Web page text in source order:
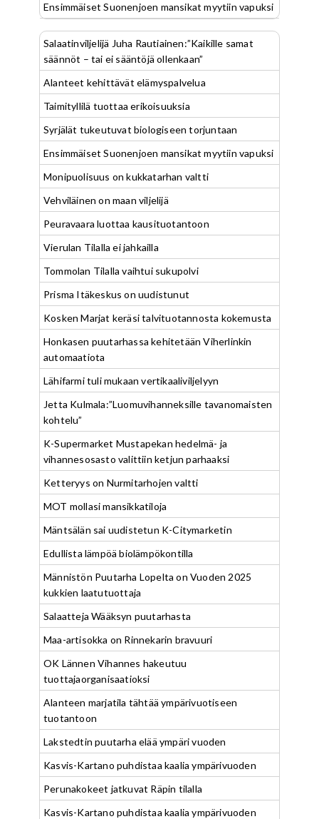
Ensimmäiset Suonenjoen mansikat myytiin vapuksi
Salaatinviljelijä Juha Rautiainen:”Kaikille samat
säännöt – tai ei sääntöjä ollenkaan”
Alanteet kehittävät elämyspalvelua
Taimityllilä tuottaa erikoisuuksia
Syrjälät tukeutuvat biologiseen torjuntaan
Ensimmäiset Suonenjoen mansikat myytiin vapuksi
Monipuolisuus on kukkatarhan valtti
Vehviläinen on maan viljelijä
Peuravaara luottaa kausituotantoon
Vierulan Tilalla ei jahkailla
Tommolan Tilalla vaihtui sukupolvi
Prisma Itäkeskus on uudistunut
Kosken Marjat keräsi talvituotannosta kokemusta
Honkasen puutarhassa kehitetään Viherlinkin
automaatiota
Lähifarmi tuli mukaan vertikaaliviljelyyn
Jetta Kulmala:”Luomuvihanneksille tavanomaisten
kohtelu”
K-Supermarket Mustapekan hedelmä- ja
vihannesosasto valittiin ketjun parhaaksi
Ketteryys on Nurmitarhojen valtti
MOT mollasi mansikkatiloja
Mäntsälän sai uudistetun K-Citymarketin
Edullista lämpöä biolämpökontilla
Männistön Puutarha Lopelta on Vuoden 2025
kukkien laatutuottaja
Salaatteja Wääksyn puutarhasta
Maa-artisokka on Rinnekarin bravuuri
OK Lännen Vihannes hakeutuu
tuottajaorganisaatioksi
Alanteen marjatila tähtää ympärivuotiseen
tuotantoon
Lakstedtin puutarha elää ympäri vuoden
Kasvis-Kartano puhdistaa kaalia ympärivuoden
Perunakokeet jatkuvat Räpin tilalla
Kasvis-Kartano puhdistaa kaalia ympärivuoden